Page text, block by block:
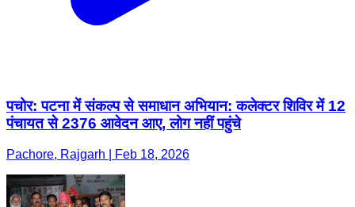
पचोर: पटना में संकल्प से समाधान अभियान: कलेक्टर शिविर में 12
पंचायत से 2376 आवेदन आए, लोग नहीं पहुंचे
Pachore, Rajgarh | Feb 18, 2026